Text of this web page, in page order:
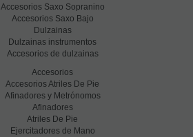
Accesorios Saxo Sopranino
Accesorios Saxo Bajo
Dulzainas
Dulzainas instrumentos
Accesorios de dulzainas
Accesorios
Accesorios Atriles De Pie
Afinadores y Metrónomos
Afinadores
Atriles De Pie
Ejercitadores de Mano